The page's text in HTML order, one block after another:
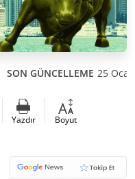
SON GÜNCELLEME 25
Yazdır Boyut